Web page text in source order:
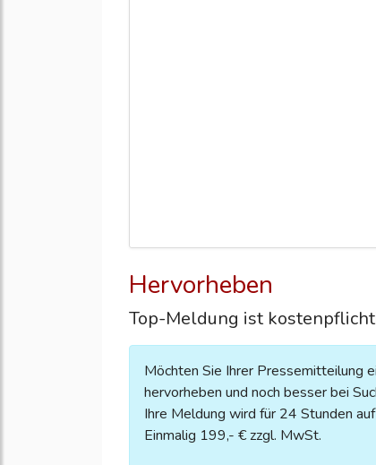
Hervorheben
Top-Meldung ist
Möchten Sie Ihrer Pressemitteilung
hervorheben und noch besser bei
Ihre Meldung wird für 24 Stunden
Einmalig 199,- € zzgl. MwSt.